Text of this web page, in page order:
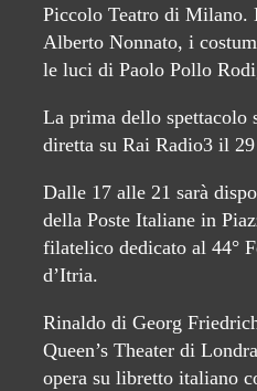
Piccolo Teatro di Milano.
Alberto Nonnato, i
le luci di Paolo Pollo
La prima dello spettacolo
diretta su Rai Radio3 il
Dalle 17 alle 21 sarà
della Poste Italiane in
filatelico dedicato al 44°
d’Itria.
Rinaldo di Georg
Queen’s Theater di
opera su libretto italiano